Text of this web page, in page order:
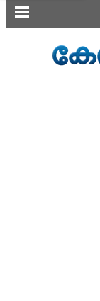
SECTIONS